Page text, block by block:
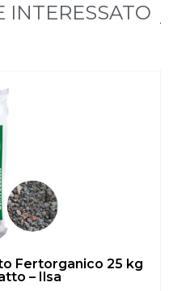
INTERESSATO
Fertorganico 25 kg
– Ilsa